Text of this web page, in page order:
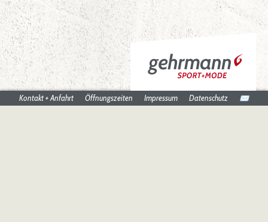
Kontakt + Anfahrt Öffnungszeiten Impressum Datenschutz ✉